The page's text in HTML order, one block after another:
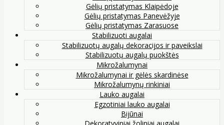
Gėlių pristatymas Klaipėdoje
Gėlių pristatymas Panevėžyje
Gėlių pristatymas Zarasuose
Stabilizuoti augalai
Stabilizuotų augalų dekoracijos ir paveikslai
Stabilizuotų augalų puokštės
Mikrožalumynai
Mikrožalumynai ir gėlės skardinėse
Mikrožalumynų rinkiniai
Lauko augalai
Egzotiniai lauko augalai
Bijūnai
Dekoratyviniai žoliniai augalai